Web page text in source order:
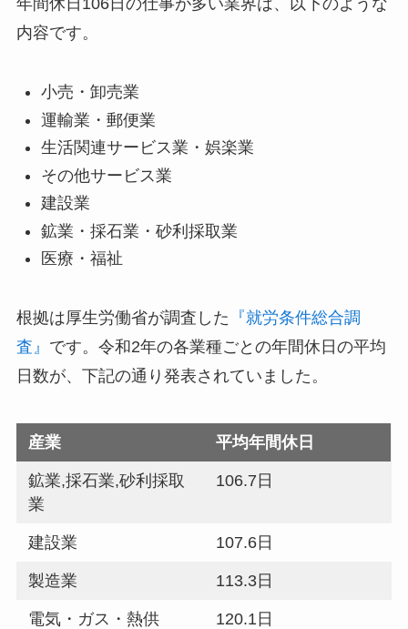
年間休日106日の仕事が多い業界は、以下のような
内容です。
小売・卸売業
運輸業・郵便業
生活関連サービス業・娯楽業
その他サービス業
建設業
鉱業・採石業・砂利採取業
医療・福祉
根拠は厚生労働省が調査した 『就労条件総合調
査』 です。令和2年の各業種ごとの年間休日の平均
日数が、下記の通り発表されていました。
産業 平均年間休日
鉱業,採石業,砂利採取
業
106.7日
建設業 107.6日
製造業 113.3日
電気・ガス・熱供
120.1日